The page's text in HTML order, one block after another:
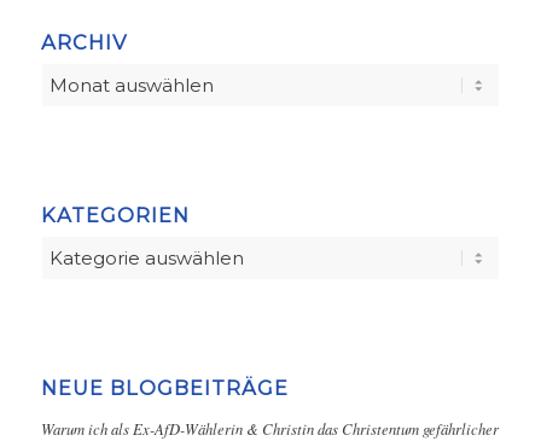
ARCHIV
KATEGORIEN
Kategorien
NEUE BLOGBEITRÄGE
Warum ich als Ex-AfD-Wählerin & Christin das Christentum gefährlicher